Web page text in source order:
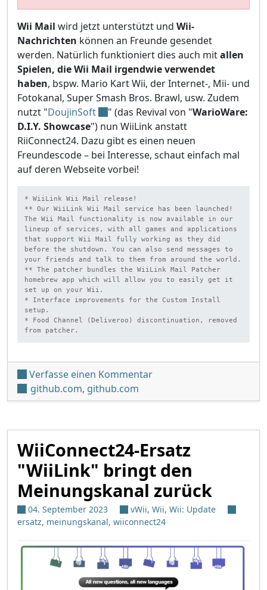
Wii Mail wird jetzt unterstützt und Wii-
Nachrichten können an Freunde gesendet
werden. Natürlich funktioniert dies auch mitallen
Spielen, die Wii Mail irgendwie verwendet
haben, bspw. Mario Kart Wii, der Internet-, Mii- und
Fotokanal, Super Smash Bros. Brawl, usw. Zudem
nutzt "DoujinSoft " (das Revival von "WarioWare:
D.I.Y. Showcase") nun WiiLink anstatt
RiiConnect24. Dazu gibt es einen neuen
Freundescode – bei Interesse, schaut einfach mal
auf deren Webseite vorbei!
* WiiLink Wii Mail release!
** Our WiiLink Wii Mail service has been launched!
The Wii Mail functionality is now available in our
lineup of services, with all games and applications
that support Wii Mail fully working as they did
before the shutdown. You can also send messages to
your friends and talk to them from around the world.
** The patcher bundles the WiiLink Mail Patcher
homebrew app which will allow you to easily get it
set up on your Wii.
* Interface improvements for the Custom Install
setup.
* Food Channel (Deliveroo) discontinuation, removed
from patcher.
Verfasse einen Kommentarunter 'WiiLink Patcher
github.com, github.com
WiiConnect24-Ersatz
"WiiLink" bringt den
Meinungskanal zurück
04. September 2023 vWii, Wii, Wii: Update
ersatz, meinungskanal, wiiconnect24